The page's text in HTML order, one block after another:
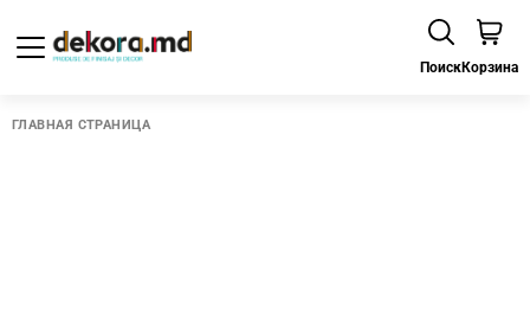
ПоискКорзина
ГЛАВНАЯ СТРАНИЦА